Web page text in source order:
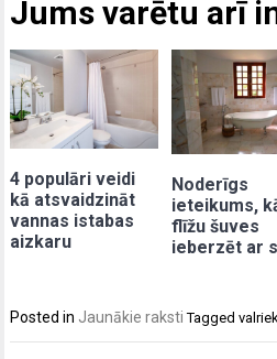
Jums varētu arī
4 populāri veidi
kā atsvaidzināt
vannas istabas
aizkaru
Noderīgs
ieteikums,
flīžu šuves
ieberzēt ar
Posted in Jaunākie raksti Tagged